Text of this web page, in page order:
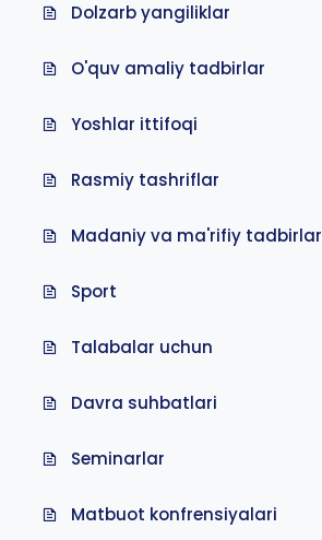
Dolzarb yangiliklar
O'quv amaliy tadbirlar
Yoshlar ittifoqi
Rasmiy tashriflar
Madaniy va ma'rifiy tadbirlar
Sport
Talabalar uchun
Davra suhbatlari
Seminarlar
Matbuot konfrensiyalari